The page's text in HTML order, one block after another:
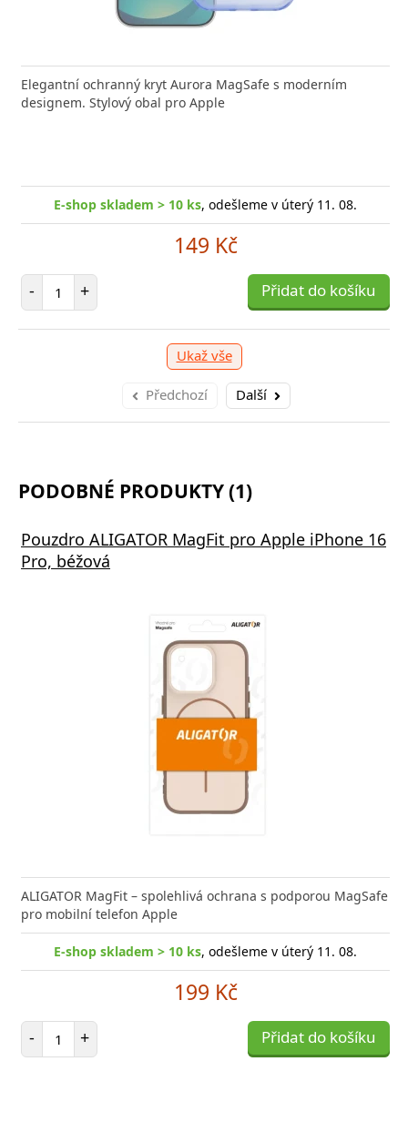
Elegantní ochranný kryt Aurora MagSafe s moderním
designem. Stylový obal pro Apple
E-shop skladem > 10 ks, odešleme v úterý 11. 08.
149 Kč
- Počet položek
+ Přidat do košíku
Ukaž vše
Předchozí Další
FIXED zajistí rychlé a bezpečné nabíjení
moderního smartphonu,
249 Kč
PODOBNÉ PRODUKTY (1)
Pouzdro ALIGATOR MagFit pro Apple iPhone 16
Pro, béžová
ALIGATOR MagFit – spolehlivá ochrana s podporou MagSafe
pro mobilní telefon Apple
E-shop skladem > 10 ks, odešleme v úterý 11. 08.
199 Kč
- Počet položek
+ Přidat do košíku